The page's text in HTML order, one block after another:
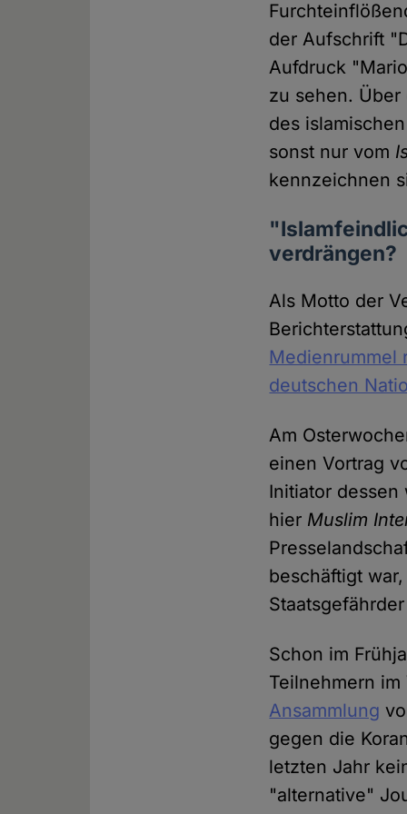
der Aufschrift
Aufdruck
zu sehen.
des
sonst nur vom
kennzeichnen
verdrängen?
Als Motto der
Medienrummel
deutschen
Am
einen Vortrag
Initiator dessen
hier Muslim
beschäftigt
Schon im
Teilnehmern
Ansammlung
gegen die
letzten Jahr
"alternative"